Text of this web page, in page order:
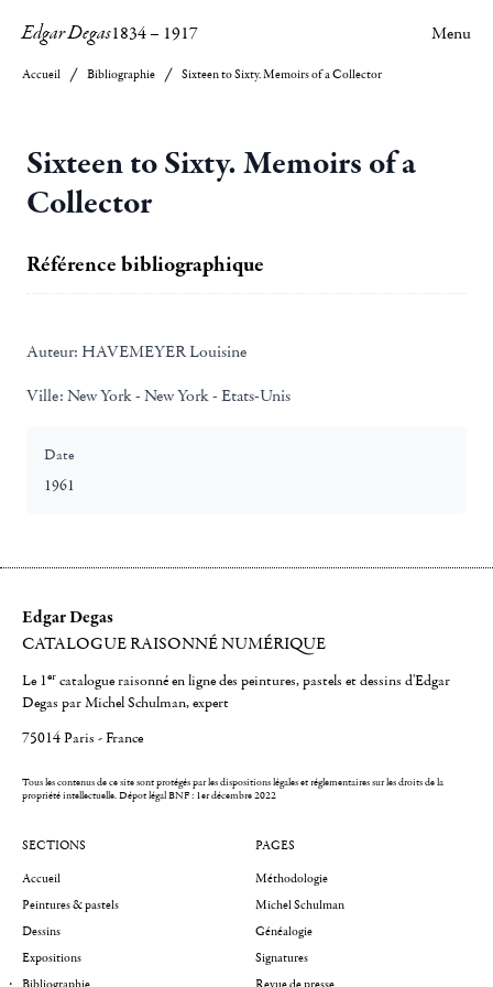
Edgar Degas1834– 1917 Menu
Accueil Bibliographie Sixteen to Sixty. Memoirs of a Collector
Sixteen to Sixty. Memoirs of a
Collector
Référence bibliographique
Auteur: HAVEMEYER Louisine
Ville: New York - New York - Etats-Unis
Date
1961
Edgar Degas
CATALOGUE RAISONNÉ NUMÉRIQUE
Le 1er catalogue raisonné en ligne des peintures, pastels et dessins d'Edgar
Degas par Michel Schulman, expert
75014 Paris - France
Tous les contenus de ce site sont protégés par les dispositions légales et réglementaires sur les droits de la
propriété intellectuelle.Dépot légal BNF : 1er décembre 2022
SECTIONS
Accueil
Peintures & pastels
Dessins
Expositions
PAGES
Méthodologie
Michel Schulman
Généalogie
Signatures